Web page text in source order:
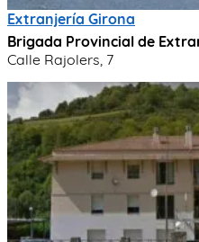
Extranjería Girona
Brigada Provincial de
Calle Rajolers, 7